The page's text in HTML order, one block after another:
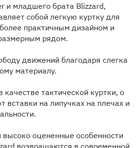
и младшего брата Blizzard,
собой легкую куртку для
практичным дизайном и
рядом.
движений благодаря слегка
материалу.
тактической куртки, о
вставки на липучках на плечах и
оцененные особенности
возвращаются в современной